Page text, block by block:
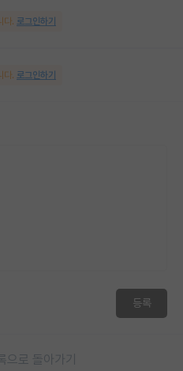
다. 로그인하기
다. 로그인하기
등록
으로 돌아가기